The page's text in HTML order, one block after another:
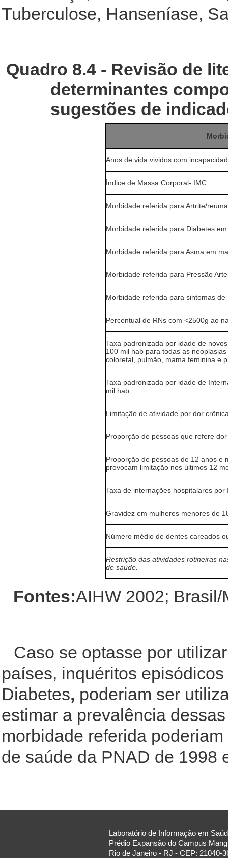
Tuberculose, Hanseníase,
Quadro 8.4 - Revisão de
determinantes
sugestões de
Anos de vida vividos com
Índice de Massa Corporal- IMC
Morbidade referida para Artrite/
Morbidade referida para Diabetes
Morbidade referida para Asma em
Morbidade referida para Pressão
Morbidade referida para sintomas
Percentual de RNs com <2500g ao
Taxa padronizada por idade de
100 mil hab para todas as
coloretal, pulmão, mama feminina e
Taxa padronizada por idade de
mil hab
Limitação de atividade por dor
Proporção de pessoas que refere
Proporção de pessoas de 12 anos e
provocam limitação nos últimos 12
Taxa de internações hospitalares
Gravidez em mulheres menores de
Número médio de dentes careados
Restrição das atividades rotineiras
de saúde.
Fontes:AIHW 2002;
Caso se optasse por
países, inquéritos
Diabetes, poderiam ser
estimar a prevalência
morbidade referida
de saúde da PNAD de 1998
Laboratório de Informação em
Prédio Expansão do Campus
Rio de Janeiro - RJ - CEP: 21040-